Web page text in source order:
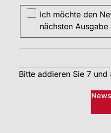
Ich möchte den
nächsten
Bitte addieren Sie 7 und